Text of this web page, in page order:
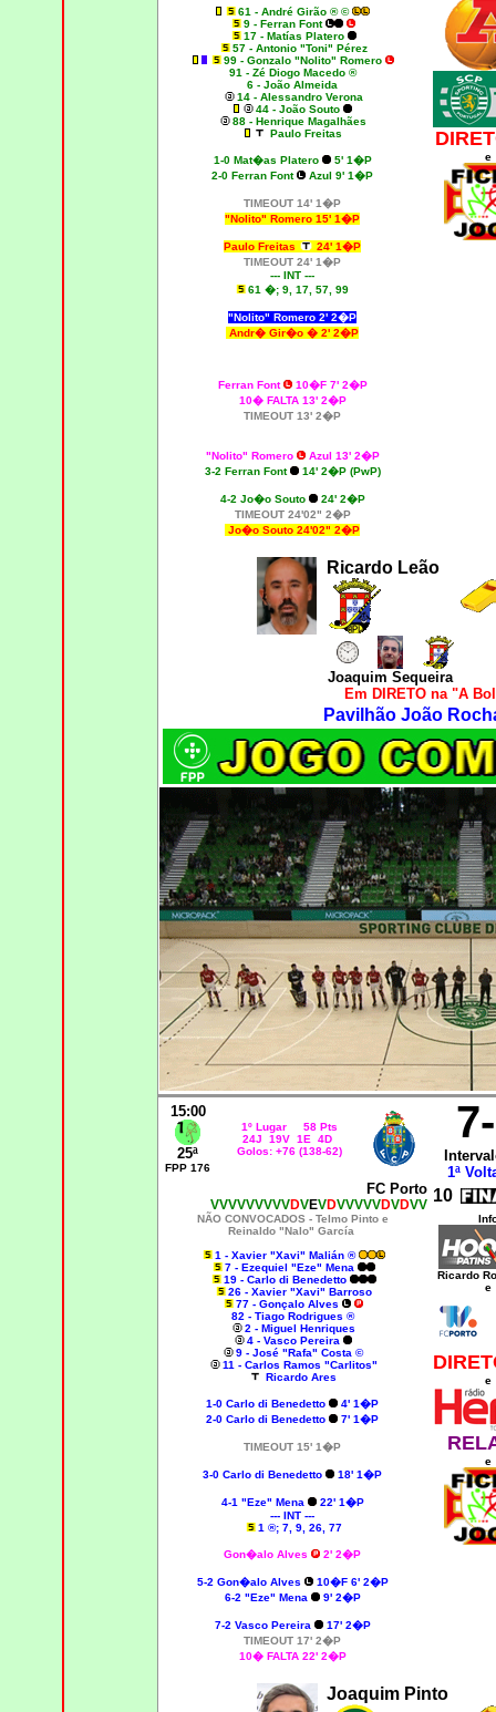
61 - André Girão ® ©
9 - Ferran Font
17 - Matías Platero
57 - Antonio "Toni" Pérez
99 - Gonzalo "Nolito" Romero
91 - Zé Diogo Macedo ®
6 - João Almeida
14 - Alessandro Verona
44 - João Souto
88 - Henrique Magalhães
Paulo Freitas
1-0 Mat�as Platero
5' 1�P
2-0 Ferran Font Azul 9' 1�P
TIMEOUT 14' 1�P
"Nolito" Romero 15' 1�P
Paulo Freitas
24' 1�P
TIMEOUT 24' 1�P
--- INT ---
61 �; 9, 17, 57, 99
"Nolito" Romero 2' 2�P
Andr� Gir�o � 2' 2�P
Ferran Font
10�F 7' 2�P
10� FALTA 13' 2�P
TIMEOUT 13' 2�P
"Nolito" Romero
Azul 13' 2�P
3-2 Ferran Font
14' 2�P (PwP)
4-2 Jo�o Souto
24' 2�P
TIMEOUT 24'02" 2�P
Jo�o Souto 24'02" 2�P
e
Ricardo Leão
Joaquim Sequeira
Em DIRETO na "A
Pavilhão João
15:00
25ª
FPP 176
1º Lugar 58 Pts
24J 19V 1E 4D
Golos: +76 (138-62)
1ª
FC Porto
VVVVVVVVVDVEVDVVVVVDVDVV 10
NÃO CONVOCADOS - Telmo Pinto e
Reinaldo "Nalo" García
1 - Xavier "Xavi" Malián ®
7 - Ezequiel "Eze" Mena
19 - Carlo di Benedetto
26 - Xavier "Xavi" Barroso
77 - Gonçalo Alves
82 - Tiago Rodrigues ®
2 - Miguel Henriques
4 - Vasco Pereira
9 - José "Rafa" Costa ©
11 - Carlos Ramos "Carlitos"
Ricardo Ares
1-0 Carlo di Benedetto
4' 1�P
2-0 Carlo di Benedetto 7' 1�P
TIMEOUT 15' 1�P
3-0 Carlo di Benedetto 18' 1�P
4-1 "Eze" Mena
22' 1�P
--- INT ---
1 ®; 7, 9, 26, 77
Gon�alo Alves 2' 2�P
5-2 Gon�alo Alves
10�F 6' 2�P
6-2 "Eze" Mena
9' 2�P
7-2 Vasco Pereira
17' 2�P
TIMEOUT 17' 2�P
10� FALTA 22' 2�P
Ricardo
e
e
e
Joaquim Pinto